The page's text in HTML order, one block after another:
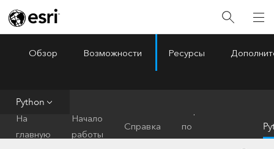
ArcGIS Pro
Обзор Возможности Ресурсы
Python
На
главную
Начало
работы
Справка
по
инструментам